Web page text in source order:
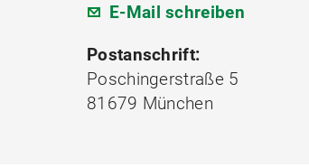
E-Mail schreiben
Postanschrift:
Poschingerstraße 5
81679 München